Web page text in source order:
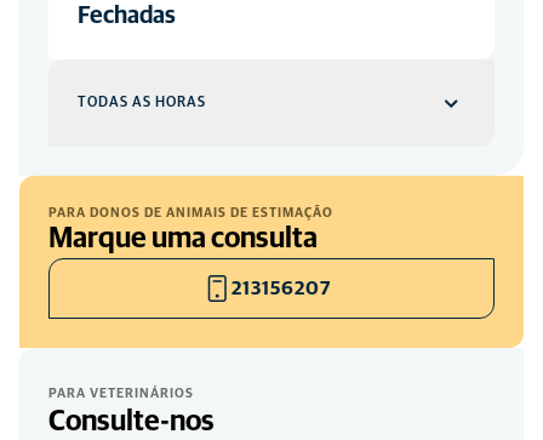
Fechadas
TODAS AS HORAS
TODOS OS DIAS
00-24
09:00
PARA DONOS DE ANIMAIS DE ESTIMAÇÃO
Marque uma consulta
213156207
PARA VETERINÁRIOS
Consulte-nos